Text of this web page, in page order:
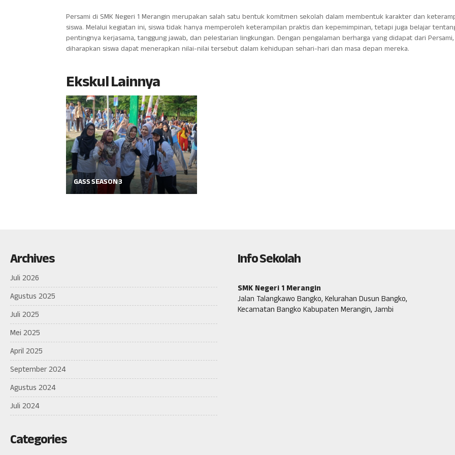
Persami di SMK Negeri 1 Merangin merupakan salah satu bentuk komitmen sekolah dalam membentuk karakter dan
siswa. Melalui kegiatan ini, siswa tidak hanya memperoleh keterampilan praktis dan kepemimpinan, tetapi juga belajar
pentingnya kerjasama, tanggung jawab, dan pelestarian lingkungan. Dengan pengalaman berharga yang didapat dari Persami,
diharapkan siswa dapat menerapkan nilai-nilai tersebut dalam kehidupan sehari-hari dan masa depan mereka.
Ekskul Lainnya
GASS SEASON 3
Archives
Juli 2026
Agustus 2025
Juli 2025
Mei 2025
April 2025
September 2024
Agustus 2024
Juli 2024
Categories
Info Sekolah
SMK Negeri 1 Merangin
Jalan Talangkawo Bangko, Kelurahan Dusun Bangko,
Kecamatan Bangko Kabupaten Merangin, Jambi